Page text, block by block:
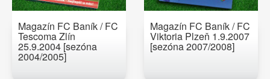
Magazín FC Baník / FC
Tescoma Zlín
25.9.2004 [sezóna
2004/2005]
Magazín FC Baník / FC
Viktoria Plzeň 1.9.2007
[sezóna 2007/2008]